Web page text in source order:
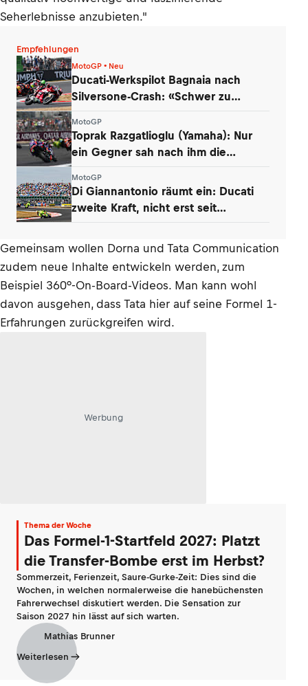
Seherlebnisse anzubieten."
Empfehlungen
MotoGP • Neu
Ducati-Werkspilot Bagnaia nach
Silversone-Crash: «Schwer zu
MotoGP
Toprak Razgatlioglu (Yamaha): Nur
ein Gegner sah nach ihm die
MotoGP
Di Giannantonio räumt ein: Ducati
zweite Kraft, nicht erst seit
Gemeinsam wollen Dorna und Tata Communication
zudem neue Inhalte entwickeln werden, zum
Beispiel 360°-On-Board-Videos. Man kann wohl
davon ausgehen, dass Tata hier auf seine Formel 1-
Erfahrungen zurückgreifen wird.
Werbung
Thema der Woche
Das Formel-1-Startfeld 2027: Platzt
die Transfer-Bombe erst im Herbst?
Sommerzeit, Ferienzeit, Saure-Gurke-Zeit: Dies sind die
Wochen, in welchen normalerweise die hanebüchensten
Fahrerwechsel diskutiert werden. Die Sensation zur
Saison 2027 hin lässt auf sich warten.
Mathias Brunner
Weiterlesen